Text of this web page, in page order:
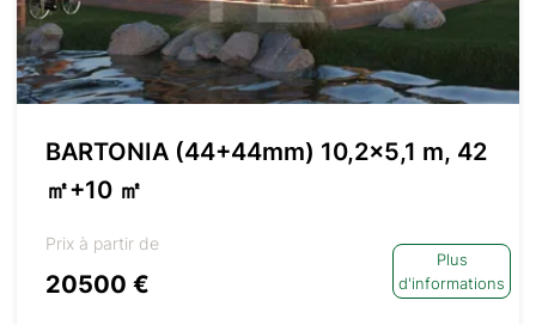
BARTONIA (44+44mm) 10,2×5,1 m, 42
㎡+10 ㎡
Prix à partir de
20500 €
Plus
d'informations